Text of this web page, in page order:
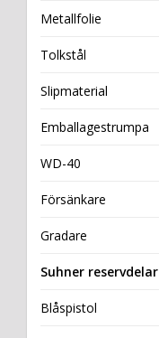
Metallfolie
Tolkstål
Slipmaterial
Emballagestrumpa
WD-40
Försänkare
Gradare
Suhner reservdelar
Blåspistol